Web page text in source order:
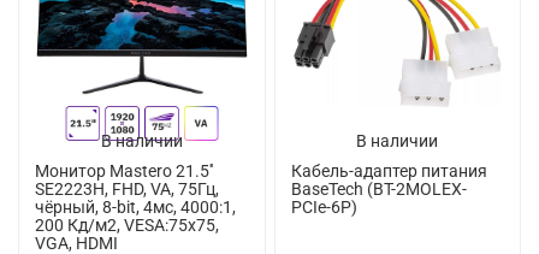
В наличии
Монитор Mastero 21.5''
SE2223H, FHD, VA, 75Гц,
чёрный, 8-bit, 4мс, 4000:1,
200 Кд/м2, VESA:75x75,
VGA, HDMI
В наличии
Кабель-адаптер питания
BaseTech (BT-2MOLEX-
PCIe-6P)